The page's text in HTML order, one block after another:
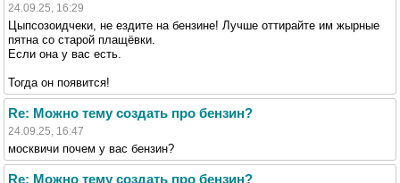
24.09.25, 16:29
Цыпсозоидчеки, не ездите на бензине! Лучше оттирайте им жырные
пятна со старой плащёвки.
Если она у вас есть.
Тогда он появится!
Re: Можно тему создать про бензин?
24.09.25, 16:47
москвичи почем у вас бензин?
Re: Можно тему создать про бензин?